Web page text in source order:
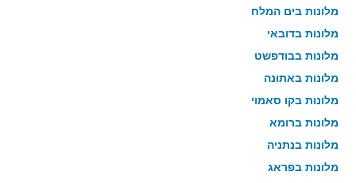
מלונות בים המלח
מלונות בדובאי
מלונות בבודפשט
מלונות באתונה
מלונות בקו סאמוי
מלונות ברומא
מלונות בנתניה
מלונות בפראג